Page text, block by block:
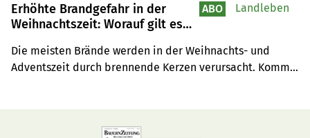
Erhöhte Brandgefahr in der
Weihnachtszeit: Worauf gilt es
achten?
Die meisten Brände werden in der Weihnachts- und
Adventszeit durch brennende Kerzen verursacht. Kommt
ABO Landleben